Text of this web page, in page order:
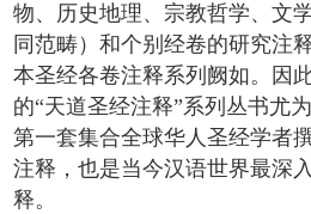
物、历史地理、宗教哲学、文
同范畴）和个别经卷的研究注
本圣经各卷注释系列阙如。因
的“天道圣经注释”系列丛书尤
第一套集合全球华人圣经学者
注释，也是当今汉语世界最深
释。